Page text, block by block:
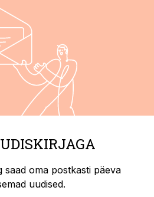
saad oma postkasti päeva
uudised.